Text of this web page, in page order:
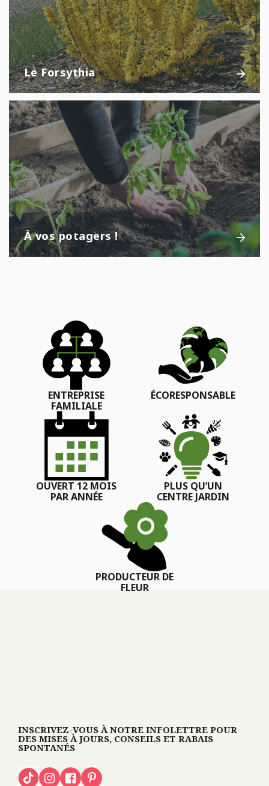
Le Forsythia
À vos potagers !
ENTREPRISE
FAMILIALE
ÉCORESPONSABLE
OUVERT 12 MOIS
PAR ANNÉE
PLUS QU’UN
CENTRE JARDIN
PRODUCTEUR DE
FLEUR
INSCRIVEZ-VOUS À NOTRE INFOLETTRE POUR
DES MISES À JOURS, CONSEILS ET RABAIS
SPONTANÉS